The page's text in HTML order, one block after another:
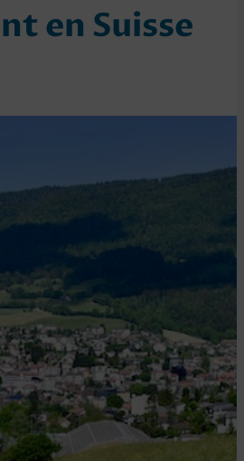
en Suisse